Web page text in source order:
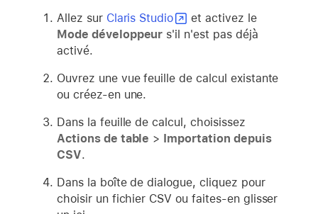
Allez sur Claris Studio
et activez le
Mode développeur s'il n'est pas déjà
activé.
Ouvrez une vue feuille de calcul existante
ou créez-en une.
Dans la feuille de calcul, choisissez
Actions de table > Importation depuis
CSV.
Dans la boîte de dialogue, cliquez pour
choisir un fichier CSV ou faites-en glisser